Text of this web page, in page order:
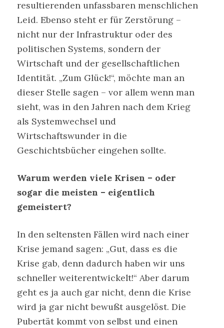
resultierenden unfassbaren menschlichen
Leid. Ebenso steht er für Zerstörung –
nicht nur der Infrastruktur oder des
politischen Systems, sondern der
Wirtschaft und der gesellschaftlichen
Identität. „Zum Glück!“, möchte man an
dieser Stelle sagen – vor allem wenn man
sieht, was in den Jahren nach dem Krieg
als Systemwechsel und
Wirtschaftswunder in die
Geschichtsbücher eingehen sollte.
Warum werden viele Krisen – oder
sogar die meisten – eigentlich
gemeistert?
In den seltensten Fällen wird nach einer
Krise jemand sagen: „Gut, dass es die
Krise gab, denn dadurch haben wir uns
schneller weiterentwickelt!“ Aber darum
geht es ja auch gar nicht, denn die Krise
wird ja gar nicht bewußt ausgelöst. Die
Pubertät kommt von selbst und einen